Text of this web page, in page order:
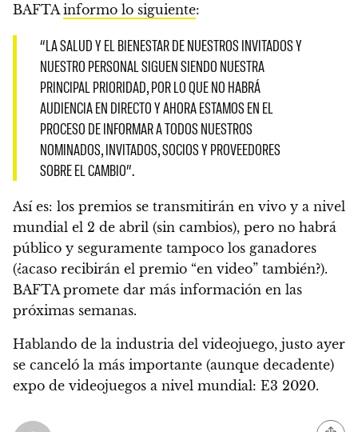
BAFTAinformo lo siguiente:
“LA SALUD Y EL BIENESTAR DE NUESTROS INVITADOS Y
NUESTRO PERSONAL SIGUEN SIENDO NUESTRA
PRINCIPAL PRIORIDAD, POR LO QUE NO HABRÁ
AUDIENCIA EN DIRECTO Y AHORA ESTAMOS EN EL
PROCESO DE INFORMAR A TODOS NUESTROS
NOMINADOS, INVITADOS, SOCIOS Y PROVEEDORES
SOBRE EL CAMBIO”.
Así es: los premios se transmitirán en vivo y a nivel
mundial el 2 de abril (sin cambios), pero no habrá
público y seguramente tampoco los ganadores
(¿acaso recibirán el premio “en video” también?).
BAFTA promete dar más información en las
próximas semanas.
Hablando de la industria del videojuego, justo ayer
se canceló la más importante (aunque decadente)
expo de videojuegos a nivel mundial: E3 2020.